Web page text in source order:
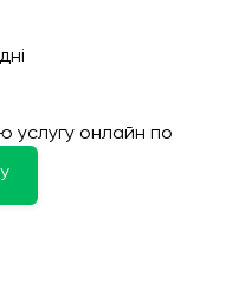
услугу онлайн по